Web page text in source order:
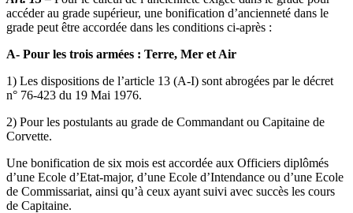
accéder au grade supérieur, une bonification d’ancienneté dans le
grade peut être accordée dans les conditions ci-après :
A- Pour les trois armées : Terre, Mer et Air
1) Les dispositions de l’article 13 (A-I) sont abrogées par le décret
n° 76-423 du 19 Mai 1976.
2) Pour les postulants au grade de Commandant ou Capitaine de
Corvette.
Une bonification de six mois est accordée aux Officiers diplômés
d’une Ecole d’Etat-major, d’une Ecole d’Intendance ou d’une Ecole
de Commissariat, ainsi qu’à ceux ayant suivi avec succès les cours
de Capitaine.